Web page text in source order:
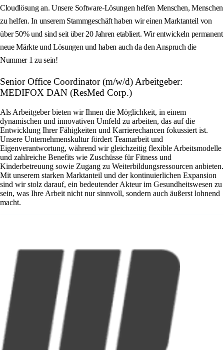
Cloudlösung an. Unsere Software-Lösungen helfen Menschen, Menschen
zu helfen. In unserem Stammgeschäft haben wir einen Marktanteil von
über 50% und sind seit über 20 Jahren etabliert. Wir entwickeln permanent
neue Märkte und Lösungen und haben auch da den Anspruch die
Nummer 1 zu sein!
Senior Office Coordinator (m/w/d) Arbeitgeber:
MEDIFOX DAN (ResMed Corp.)
Als Arbeitgeber bieten wir Ihnen die Möglichkeit, in einem
dynamischen und innovativen Umfeld zu arbeiten, das auf die
Entwicklung Ihrer Fähigkeiten und Karrierechancen fokussiert ist.
Unsere Unternehmenskultur fördert Teamarbeit und
Eigenverantwortung, während wir gleichzeitig flexible Arbeitsmodelle
und zahlreiche Benefits wie Zuschüsse für Fitness und
Kinderbetreuung sowie Zugang zu Weiterbildungsressourcen anbieten.
Mit unserem starken Marktanteil und der kontinuierlichen Expansion
sind wir stolz darauf, ein bedeutender Akteur im Gesundheitswesen zu
sein, was Ihre Arbeit nicht nur sinnvoll, sondern auch äußerst lohnend
macht.